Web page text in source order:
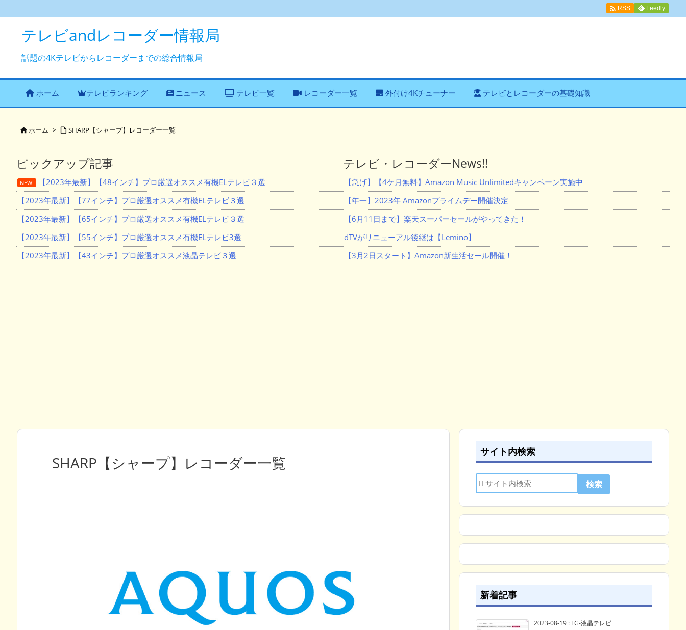
テレビandレコーダー情報局
話題の4Kテレビからレコーダーまでの総合情報局
ホーム テレビランキング ニュース テレビ一覧 レコーダー一覧 外付け4Kチューナー テレビとレコーダーの基礎知識
 RSS Feedly
ホーム >  SHARP【シャープ】レコーダー一覧
ピックアップ記事
NEW!
【2023年最新】【48インチ】プロ厳選オススメ有機ELテレビ３選
【2023年最新】【77インチ】プロ厳選オススメ有機ELテレビ３選
【2023年最新】【65インチ】プロ厳選オススメ有機ELテレビ３選
【2023年最新】【55インチ】プロ厳選オススメ有機ELテレビ3選
【2023年最新】【43インチ】プロ厳選オススメ液晶テレビ３選
テレビ・レコーダーNews!!
【急げ】【4ケ月無料】Amazon Music Unlimitedキャンペーン実施中
【年一】2023年 Amazonプライムデー開催決定
【6月11日まで】楽天スーパーセールがやってきた！
dTVがリニューアル後継は【Lemino】
【3月2日スタート】Amazon新生活セール開催！
SHARP【シャープ】レコーダー一覧
サイト内検索
新着記事
2023-08-19 : LG-液晶テレビ